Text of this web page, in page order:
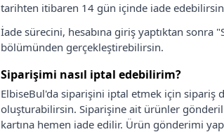
tarihten itibaren 14 gün içinde iade
İade sürecini, hesabına giriş yaptıktan sonra
bölümünden gerçekleştirebilirsin.
Siparişimi nasıl iptal edebilirim?
ElbiseBul'da siparişini iptal etmek için sipariş
oluşturabilirsin. Siparişine ait ürünler
kartına hemen iade edilir. Ürün gönderimi